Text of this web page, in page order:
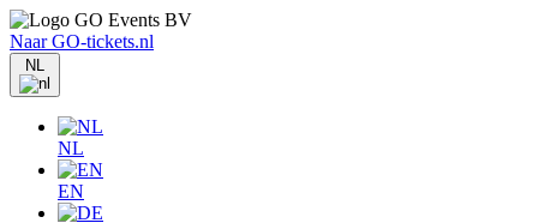
Naar GO-tickets.nl
NL
NL
EN